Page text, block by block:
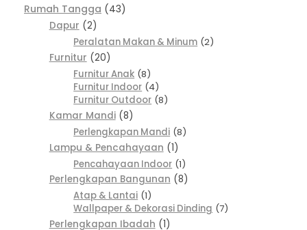
Rumah Tangga 43
Dapur
2
Peralatan Makan & Minum 2
Furnitur
20
Furnitur Anak 8
Furnitur Indoor 4
Furnitur Outdoor 8
Kamar Mandi 8
Perlengkapan Mandi 8
Lampu & Pencahayaan
1
Pencahayaan Indoor 1
Perlengkapan Bangunan
8
Atap & Lantai 1
Wallpaper & Dekorasi Dinding 7
Perlengkapan Ibadah
1